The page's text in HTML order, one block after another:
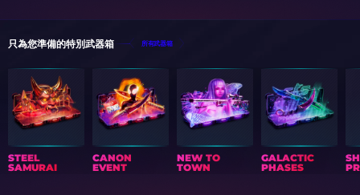
只為您準備的特別武器箱 所有武器箱
STEEL
SAMURAI
CANON
EVENT
NEW TO
TOWN
GALACTIC
PHASES